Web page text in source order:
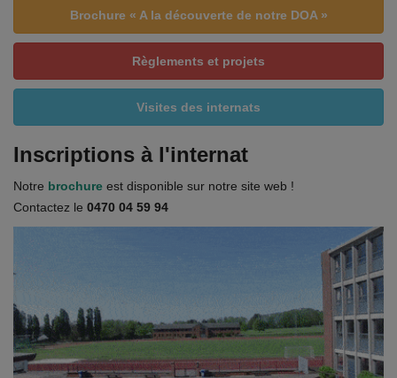
Brochure « A la découverte de notre DOA »
Règlements et projets
Visites des internats
Inscriptions à l'internat
Notre brochure est disponible sur notre site web !
Contactez le 0470 04 59 94